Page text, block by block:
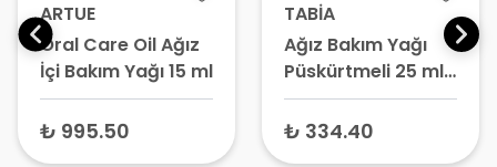
ARTUE
Oral Care Oil Ağız
İçi Bakım Yağı 15 ml
₺ 995.50
TABİA
Ağız Bakım Yağı
Püskürtmeli 25 ml
– Kantaronlu
Boğaz Spreyi,
₺ 334.40